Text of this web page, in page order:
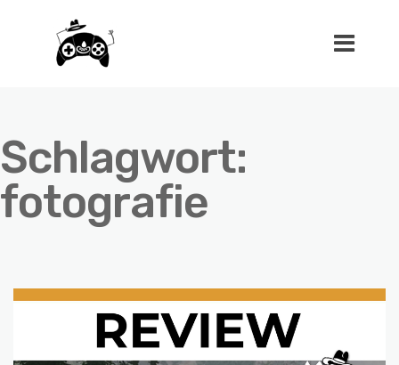
Schlagwort:
fotografie